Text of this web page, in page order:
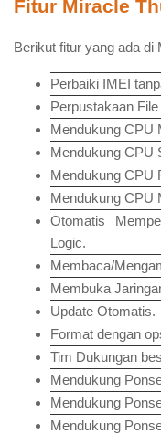
Fitur Miracle
Berikut fitur yang ada di
Perbaiki IMEI
Perpustakaan
Mendukung CPU
Mendukung CPU
Mendukung CPU
Mendukung CPU
Otomatis
Logic.
Membaca/
Membuka
Update Otomatis.
Format dengan
Tim Dukungan
Mendukung
Mendukung
Mendukung